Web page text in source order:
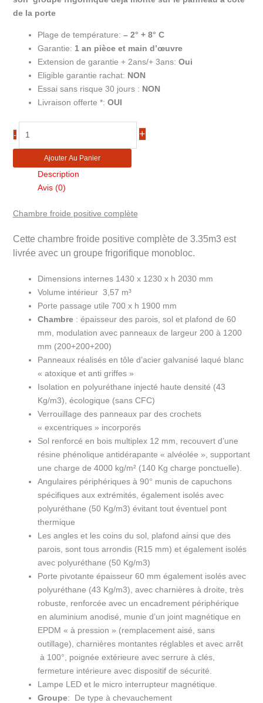
de la porte
Plage de température: – 2° + 8° C
Garantie: 1 an pièce et main d’œuvre
Extension de garantie + 2ans/+ 3ans: Oui
Eligible garantie rachat: NON
Essai sans risque 30 jours : NON
Livraison offerte *: OUI
-
Chambre
froide
WR-
6P-
R2
+
Ajouter Au Panier
Description
Avis (0)
Chambre froide positive complète
Cette chambre froide positive complète de 3.35m3 est
livrée avec un groupe frigorifique monobloc.
Dimensions internes 1430 x 1230 x h 2030 mm
Volume intérieur 3,57 m³
Porte passage utile 700 x h 1900 mm
Chambre: épaisseur des parois, sol et plafond de 60
mm, modulation avec panneaux de largeur 200 à 1200
mm (200+200+200)
Panneaux réalisés en tôle d’acier galvanisé laqué blanc
« atoxique et anti griffes »
Isolation en polyuréthane injecté haute densité (43
Kg/m3), écologique (sans CFC)
Verrouillage des panneaux par des crochets
« excentriques » incorporés
Sol renforcé en bois multiplex 12 mm, recouvert d’une
résine phénolique antidérapante « alvéolée », supportant
une charge de 4000 kg/m² (140 Kg charge ponctuelle).
Angulaires périphériques à 90° munis de capuchons
spécifiques aux extrémités, également isolés avec
polyuréthane (50 Kg/m3) évitant tout éventuel pont
thermique
Les angles et les coins du sol, plafond ainsi que des
parois, sont tous arrondis (R15 mm) et également isolés
avec polyuréthane (50 Kg/m3)
Porte pivotante épaisseur 60 mm également isolés avec
polyuréthane (43 Kg/m3), avec charnières à droite, très
robuste, renforcée avec un encadrement périphérique
en aluminium anodisé, munie d’un joint magnétique en
EPDM « à pression » (remplacement aisé, sans
outillage), charnières montantes réglables et avec arrêt
à 100°, poignée extérieure avec serrure à clés,
fermeture intérieure avec dispositif de sécurité.
Lampe LED et le micro interrupteur magnétique.
Groupe: De type à chevauchement